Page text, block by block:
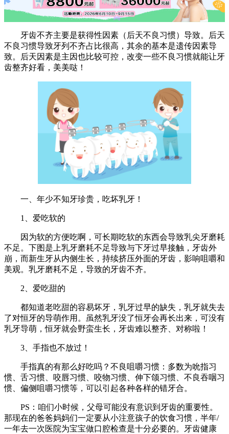
牙齿不齐主要是获得性因素（后天不良习惯）导致。后天
不良习惯导致牙列不齐占比很高，其余的基本是遗传因素导
致。后天因素是主因也比较可控，改变一些不良习惯就能让牙
齿整齐好看，美美哒！
一、年少不知牙珍贵，吃坏乳牙！
1、爱吃软的
因为软的方便吃啊，可长期吃软的东西会导致乳尖牙磨耗
不足。下图是上乳牙磨耗不足导致与下牙过早接触，牙齿外
崩，而新生牙从内侧生长，持续挤压外面的牙齿，影响咀嚼和
美观。乳牙磨耗不足，导致的牙齿不齐。
2、爱吃甜的
都知道老吃甜的容易坏牙，乳牙过早的缺失，乳牙就失去
了对恒牙的导萌作用。虽然乳牙没了恒牙会再长出来，可没有
乳牙导萌，恒牙就会野蛮生长，牙齿难以整齐、对称啦！
3、手指也不放过！
手指真的有那么好吃吗？不良咀嚼习惯：多数为吮指习
惯、舌习惯、咬唇习惯、咬物习惯、伸下颌习惯、不良吞咽习
惯、偏侧咀嚼习惯等，可以引起各种各样的错牙合。
PS：咱们小时候，父母可能没有意识到牙齿的重要性。
那现在的爸爸妈妈们一定要从小注意孩子的饮食习惯，半年/
一年去一次医院为宝宝做口腔检查是十分必要的。牙齿健康